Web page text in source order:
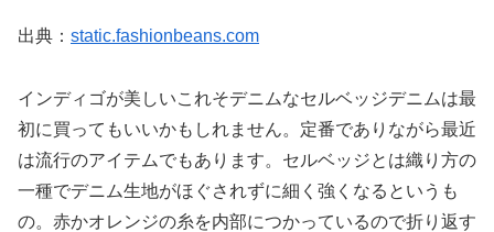
出典： static.fashionbeans.com
インディゴが美しいこれそデニムなセルベッジデニムは最
初に買ってもいいかもしれません。定番でありながら最近
は流行のアイテムでもあります。セルベッジとは織り方の
一種でデニム生地がほぐされずに細く強くなるというも
の。赤かオレンジの糸を内部につかっているので折り返す